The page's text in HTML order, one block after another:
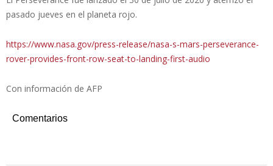
pasado jueves en el planeta rojo.
https://www.nasa.gov/press-release/nasa-s-mars-perseverance-
rover-provides-front-row-seat-to-landing-first-audio
Con información de AFP
Comentarios